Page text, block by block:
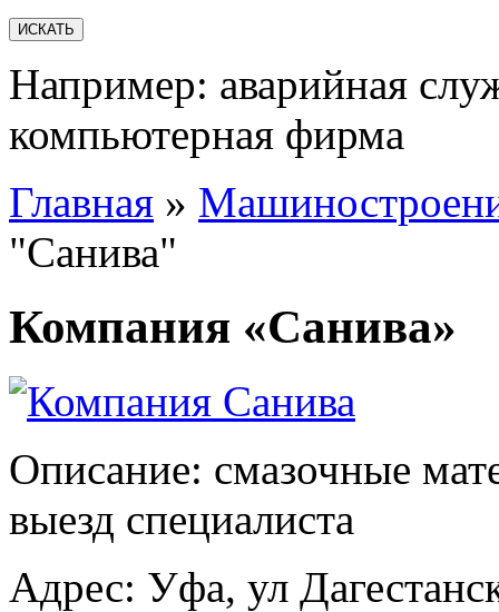
Например: аварийная
компьютерная фирма
Главная »
"Санива"
Компания «Санива»
Описание: смазочные
выезд специалиста
Адрес: Уфа, ул